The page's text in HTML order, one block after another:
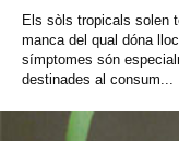
Els sòls tropicals solen
manca del qual dóna
símptomes són
destinades al consum...